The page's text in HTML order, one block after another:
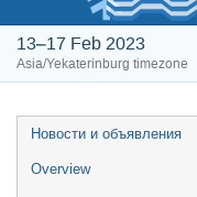
13–17 Feb 2023
Asia/Yekaterinburg timezone
Event
menu
Новости и объявления
Overview